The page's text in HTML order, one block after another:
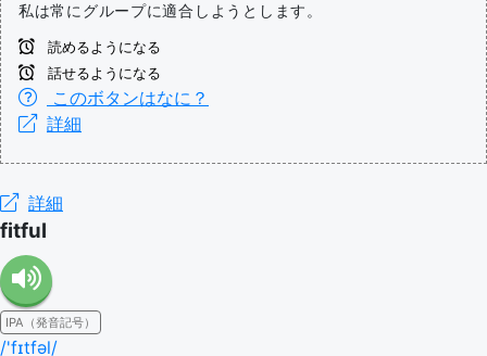
私は常にグループに適合しようとします。
読めるようになる
話せるようになる
このボタンはなに？
詳細
詳細
fitful
IPA（発音記号）
/'fɪtfəl/